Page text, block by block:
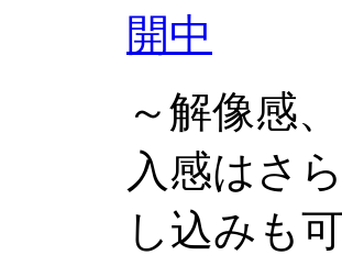
開中
～解像感
入感はさ
し込みも